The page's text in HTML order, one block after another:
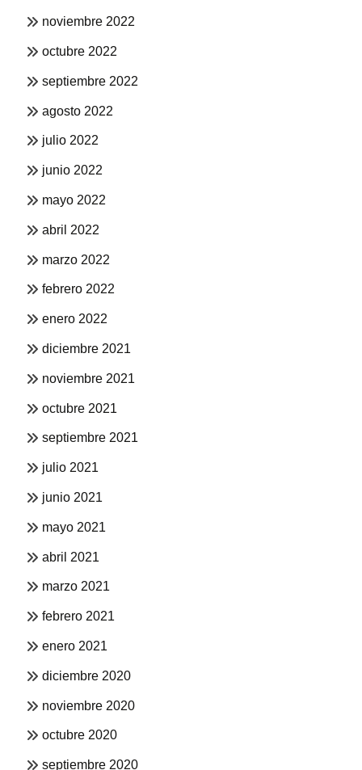
noviembre 2022
octubre 2022
septiembre 2022
agosto 2022
julio 2022
junio 2022
mayo 2022
abril 2022
marzo 2022
febrero 2022
enero 2022
diciembre 2021
noviembre 2021
octubre 2021
septiembre 2021
julio 2021
junio 2021
mayo 2021
abril 2021
marzo 2021
febrero 2021
enero 2021
diciembre 2020
noviembre 2020
octubre 2020
septiembre 2020